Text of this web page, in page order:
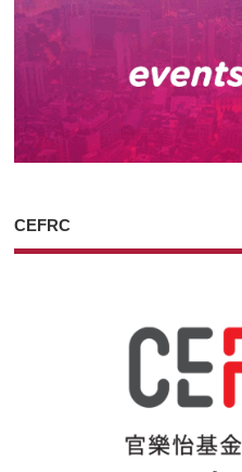
CEFRC